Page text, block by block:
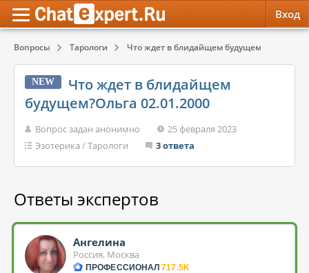
Вход
Вопросы Тарологи Что ждет в блидайщем будущем?Ольга
NEW
Что ждет в блидайщем
будущем?Ольга 02.01.2000
Вопрос задан анонимно
25 февраля 2023
Эзотерика /Тарологи 3 ответа
Ответы экспертов
Ангелина
Россия, Москва
ПРОФЕССИОНАЛ 717.5K
Психология
Эзотерика
Красота, Здоровье
Психология
Эзотерика
Красота, Здоровье
Обратная связь
Служба поддержки
Правила сервиса